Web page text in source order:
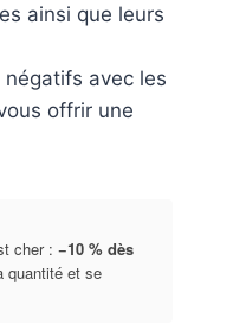
ainsi que leurs
avec les
offrir une
cher : −10 % dès
quantité et se